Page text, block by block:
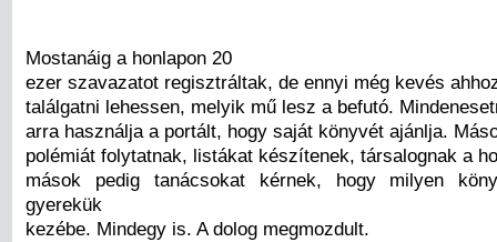
Mostanáig a honlapon 20
ezer szavazatot regisztráltak, de ennyi még kevés
találgatni lehessen, melyik mű lesz a befutó.
arra használja a portált, hogy saját könyvét ajánlja.
polémiát folytatnak, listákat készítenek, társalognak a
mások pedig tanácsokat kérnek, hogy milyen
gyerekük
kezébe. Mindegy is. A dolog megmozdult.